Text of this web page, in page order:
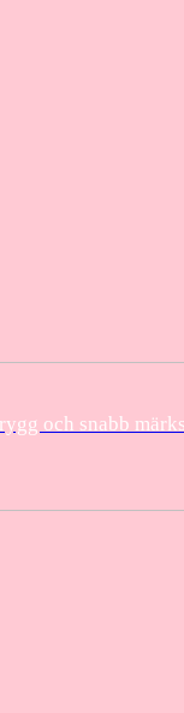
och snabb